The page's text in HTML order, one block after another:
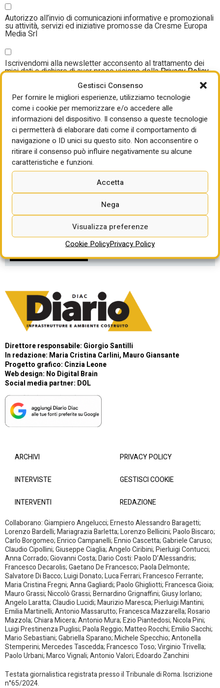
Gestisci Consenso
Per fornire le migliori esperienze, utilizziamo tecnologie
come i cookie per memorizzare e/o accedere alle
informazioni del dispositivo. Il consenso a queste tecnologie
ci permetterà di elaborare dati come il comportamento di
navigazione o ID unici su questo sito. Non acconsentire o
ritirare il consenso può influire negativamente su alcune
caratteristiche e funzioni.
Accetta
Nega
Visualizza preferenze
Cookie PolicyPrivacy Policy
Marketing
Autorizzo all’invio di comunicazioni informative e promozionali
su attività, servizi ed iniziative promosse da Cresme Europa
Media Srl
Consenso
newsletter
Iscrivendomi alla newsletter acconsento al trattamento dei
miei dati e dichiaro di aver preso visione dellaPrivacy Policy
CAPTCHA
Fai clic per accettare la validazione reCaptcha.
Newsletter DIAC/ Ricevi in email gli aggiornamenti
sulle ultime novità e sui temi più importanti.
Direttore responsabile: Giorgio Santilli
In redazione: Maria Cristina Carlini, Mauro Giansante
Progetto grafico: Cinzia Leone
Web design: No Digital Brain
Social media partner: DOL
ARCHIVI
INTERVISTE
INTERVENTI
PRIVACY POLICY
GESTISCI COOKIE
REDAZIONE
Collaborano: Giampiero Angelucci; Ernesto Alessandro Baragetti;
Lorenzo Bardelli; Mariagrazia Barletta; Lorenzo Bellicini; Paolo Biscaro;
Carlo Borgomeo; Enrico Campanelli; Ennio Cascetta; Gabriele Caruso;
Claudio Cipollini; Giuseppe Ciaglia; Angelo Ciribini; Pierluigi Contucci;
Anna Corrado; Giovanni Costa; Dario Costi: Paolo D’Alessandris;
Francesco Decarolis; Gaetano De Francesco; Paola Delmonte;
Salvatore Di Bacco; Luigi Donato; Luca Ferrari; Francesco Ferrante;
Maria Cristina Fregni; Anna Gagliardi; Paolo Ghigliotti; Francesca Gioia;
Mauro Grassi; Niccolò Grassi; Bernardino Grignaffini; Giusy Iorlano;
Angelo Laratta; Claudio Lucidi; Maurizio Maresca; Pierluigi Mantini;
Emilia Martinelli; Antonio Massarutto; Francesca Mazzarella; Rosario
Mazzola; Chiara Micera; Antonio Mura; Ezio Piantedosi; Nicola Pini;
Luigi Prestinenza Puglisi; Paola Reggio; Matteo Rocchi; Emilio Sacchi;
Mario Sebastiani; Gabriella Sparano; Michele Specchio; Antonella
Stemperini; Mercedes Tascedda; Francesco Toso; Virginio Trivella;
Paolo Urbani; Marco Vignali; Antonio Valori; Edoardo Zanchini
Testata giornalistica registrata presso il Tribunale di Roma. Iscrizione
n°65/2024.